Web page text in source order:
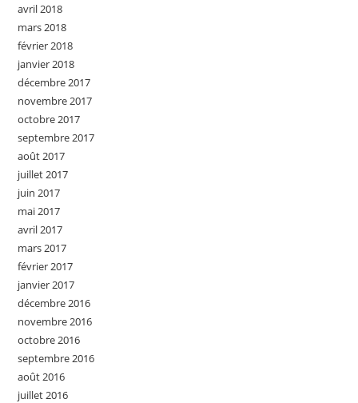
avril 2018
mars 2018
février 2018
janvier 2018
décembre 2017
novembre 2017
octobre 2017
septembre 2017
août 2017
juillet 2017
juin 2017
mai 2017
avril 2017
mars 2017
février 2017
janvier 2017
décembre 2016
novembre 2016
octobre 2016
septembre 2016
août 2016
juillet 2016